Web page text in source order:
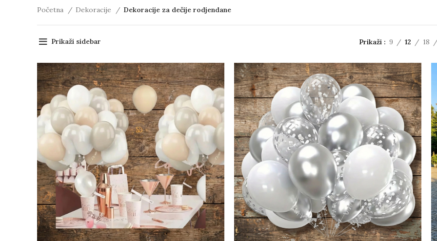
Početna Dekoracije Dekoracije za dečije rodjendane
Prikaži sidebar Prikaži 9 12 18